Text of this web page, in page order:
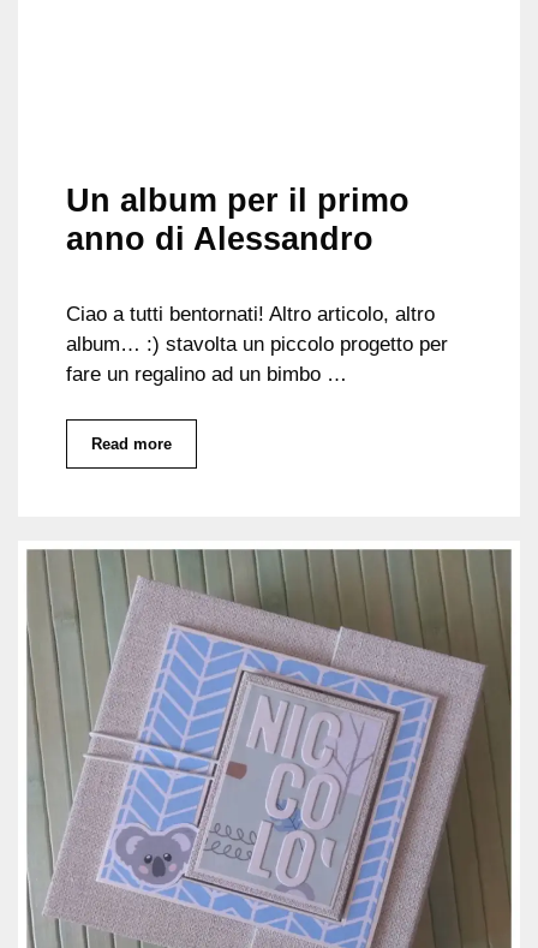
Un album per il primo
anno di Alessandro
Ciao a tutti bentornati! Altro articolo, altro
album… :) stavolta un piccolo progetto per
fare un regalino ad un bimbo …
Read more